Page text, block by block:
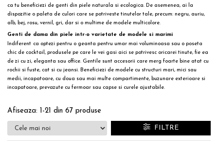
ca tu beneficiezi de genti din piele naturala si ecologica. De asemenea, ai la
dispozitie o paleta de culori care se potriveste tinutelor tale, precum: negru, auriu,
alb, bej, rosu, vernil, gri, dar si o multime de modele multicolore.
Genti de dama din piele intr-o varietate de modele si marimi
Indiferent ca optezi pentru o geanta pentru umar mai voluminoasa sau o poseta
chic de cocktail, produsele pe care le vei gasi aici se potrivesc oricarei tinute, fie ea
de zi cu zi, eleganta sau office. Gentile sunt accesorii care merg foarte bine atat cu
rochii si fuste, cat si cu jeansi. Beneficiezi de modele cu structuri mari, mici sau
medii, incapatoare, cu doua sau mai multe compartimente, buzunare exterioare si
incapatoare, prevazute cu fermoar sau capse si curele ajustabile.
Afiseaza: 1-21 din 67 produse
FILTRE